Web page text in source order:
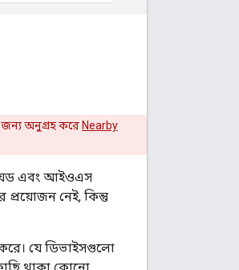
জন্য অনুগ্রহ করে Nearby
এবং আইওএস
নেই, কিন্তু
যে ডিভাইসগুলো